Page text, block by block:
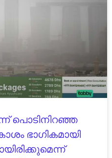
പൊടിനിറഞ്ഞ
ഭാഗികമായി